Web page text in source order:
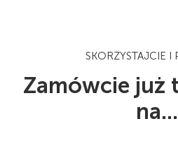
SKORZYSTAJCIE I
Zamówcie już
na...